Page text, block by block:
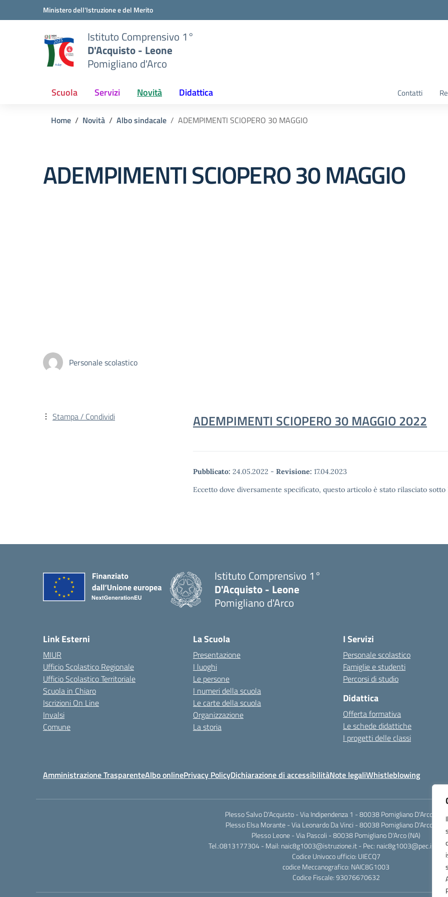
Vai ai contenuti
Vai al menu di navigazioneMinistero dell'Istruzione e del Merito
Istituto Comprensivo 1°
D'Acquisto - Leone
Pomigliano d'Arco
Scuola Servizi Novità Didattica Contatti
Home Novità Albo sindacale ADEMPIMENTI SCIOPERO 30 MAGGIO
ADEMPIMENTI SCIOPERO 30 MAGGIO
Personale scolastico
ADEMPIMENTI SCIOPERO 30 MAGGIO 2022
Pubblicato: 24.05.2022 - Revisione: 17.04.2023
Eccetto dove diversamente specificato, questo articolo è stato rilasciato
Stampa / Condividi
Istituto Comprensivo 1°
D'Acquisto - Leone
Pomigliano d'Arco
Link Esterni
MIUR
Ufficio Scolastico Regionale
Ufficio Scolastico Territoriale
Scuola in Chiaro
Iscrizioni On Line
Invalsi
Comune
La Scuola
Presentazione
I luoghi
Le persone
I numeri della scuola
Le carte della scuola
Organizzazione
La storia
I Servizi
Personale scolastico
Famiglie e studenti
Percorsi di studio
Didattica
Offerta formativa
Le schede didattiche
I progetti delle classi
Amministrazione TrasparenteAlbo onlinePrivacy PolicyDichiarazione di accessibilitàNote legaliWhistleblowing
Plesso Salvo D'Acquisto - Via Indipendenza 1 - 80038 Pomigliano D'Arco (NA)
Plesso Elsa Morante - Via Leonardo Da Vinci - 80038 Pomigliano D'Arco (NA)
Plesso Leone - Via Pascoli - 80038 Pomigliano D'Arco (NA)
Tel.:0813177304 - Mail: naic8g1003@istruzione.it - Pec:
Codice Univoco ufficio: UIECQ7
codice Meccanografico: NAIC8G1003
Codice Fiscale: 93076670632